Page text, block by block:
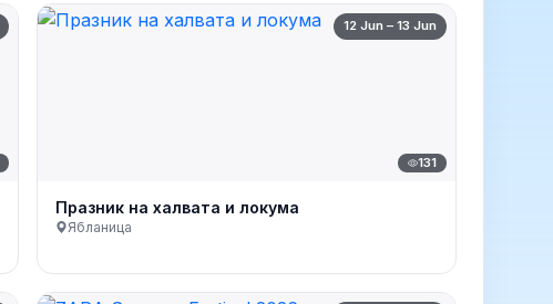
12 Jun – 13 Jun
131
Празник на халвата и локума
Ябланица